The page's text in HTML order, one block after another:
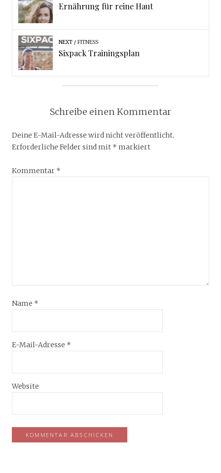
Ernährung für reine Haut
NEXT FITNESS
Sixpack Trainingsplan
Schreibe einen Kommentar
Deine E-Mail-Adresse wird nicht veröffentlicht.
Erforderliche Felder sind mit * markiert
Kommentar *
Name *
E-Mail-Adresse *
Website